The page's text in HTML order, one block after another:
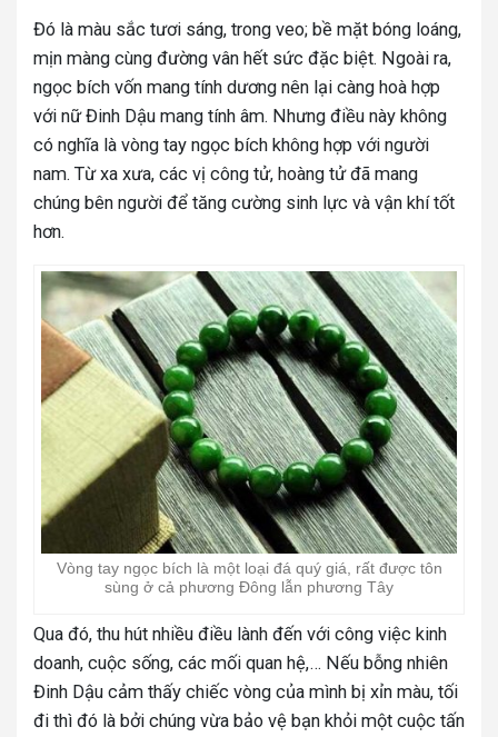
Đó là màu sắc tươi sáng, trong veo; bề mặt bóng loáng,
mịn màng cùng đường vân hết sức đặc biệt. Ngoài ra,
ngọc bích vốn mang tính dương nên lại càng hoà hợp
với nữ Đinh Dậu mang tính âm. Nhưng điều này không
có nghĩa là vòng tay ngọc bích không hợp với người
nam. Từ xa xưa, các vị công tử, hoàng tử đã mang
chúng bên người để tăng cường sinh lực và vận khí tốt
hơn.
Vòng tay ngọc bích là một loại đá quý giá, rất được tôn
sùng ở cả phương Đông lẫn phương Tây
Qua đó, thu hút nhiều điều lành đến với công việc kinh
doanh, cuộc sống, các mối quan hệ,… Nếu bỗng nhiên
Đinh Dậu cảm thấy chiếc vòng của mình bị xỉn màu, tối
đi thì đó là bởi chúng vừa bảo vệ bạn khỏi một cuộc tấn